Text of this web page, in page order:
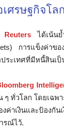
ศรษฐกิจโ
Reutersได้เน้นย้ำ
การแข็งค่าขอ
ระเทศที่มีหนี้สินเป็
ๆ ทั่วโลก โดยเฉพ
งค่าเงินและป้อง
รณ์ไว้.